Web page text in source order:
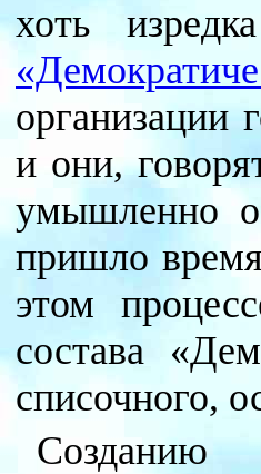
хоть
организации
и они,
умышленно
пришло
этом
состава
списочного,
Созданию